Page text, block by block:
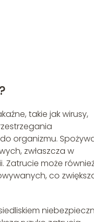
takie jak wirusy,
organizmu.
zwłaszcza w
Zatrucie może
co